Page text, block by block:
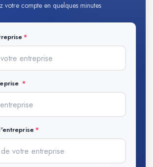
votre compte en quelques minutes